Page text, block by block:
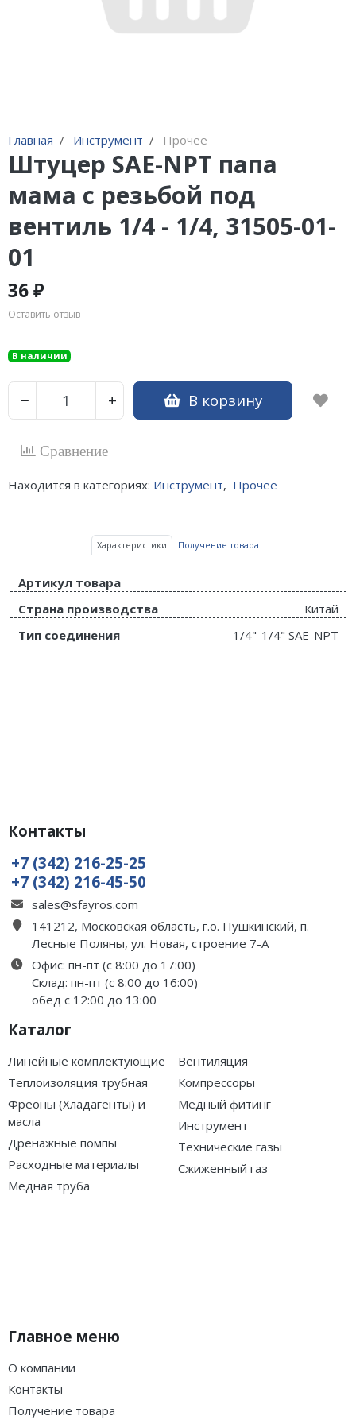
Главная Инструмент Прочее
Штуцер SAE-NPT папа
мама с резьбой под
вентиль 1/4 - 1/4, 31505-01-
01
36 ₽
Оставить отзыв
В наличии
− + В корзину
Сравнение
Находится в категориях: Инструмент, Прочее
Характеристики Получение товара
Артикул товара
Страна производства
Китай
Тип соединения
1/4"-1/4" SAE-NPT
Контакты
+7 (342) 216-25-25
+7 (342) 216-45-50
sales@sfayros.com
141212, Московская область, г.о. Пушкинский, п.
Лесные Поляны, ул. Новая, строение 7-А
Офис: пн-пт (с 8:00 до 17:00)
Склад: пн-пт (с 8:00 до 16:00)
обед с 12:00 до 13:00
Каталог
Линейные комплектующие
Теплоизоляция трубная
Фреоны (Хладагенты) и
масла
Дренажные помпы
Расходные материалы
Медная труба
Вентиляция
Компрессоры
Медный фитинг
Инструмент
Технические газы
Сжиженный газ
Главное меню
О компании
Контакты
Получение товара
Манометры, вакуумметры
Прочее